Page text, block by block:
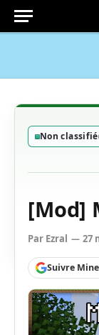
Non
[Mod]
Par Ezral 27
Suivre